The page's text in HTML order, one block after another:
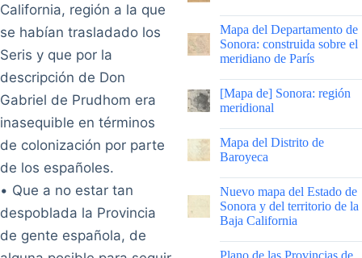
California, región a la que
se habían trasladado los
Seris y que por la
descripción de Don
Gabriel de Prudhom era
inasequible en términos
de colonización por parte
de los españoles.
• Que a no estar tan
despoblada la Provincia
de gente española, de
|
Mapa del Departamento de
Sonora: construida sobre el
meridiano de París
|
[Mapa de] Sonora: región
meridional
|
Mapa del Distrito de
Baroyeca
|
Nuevo mapa del Estado de
Sonora y del territorio de la
Baja California
|
Plano de las Provincias de